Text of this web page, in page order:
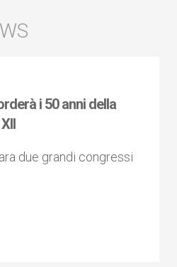
i 50 anni della
due grandi congressi